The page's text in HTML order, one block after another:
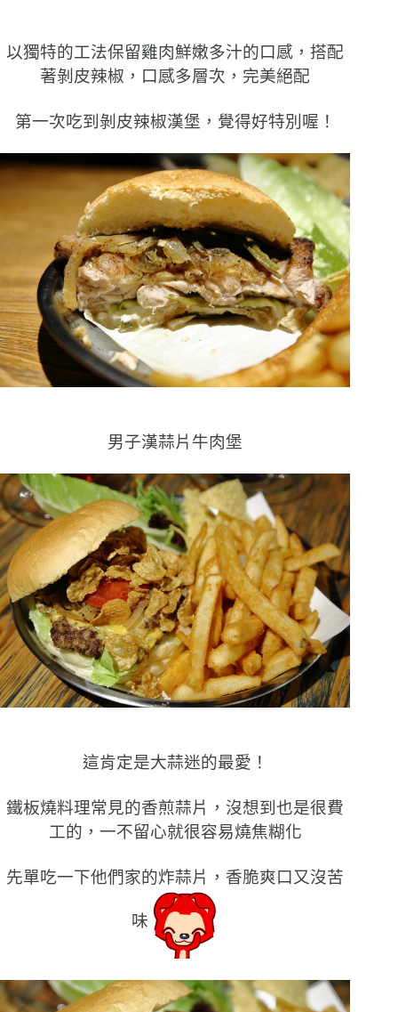
以獨特的工法保留雞肉鮮嫩多汁的口感，搭配
著剝皮辣椒，口感多層次，完美絕配
第一次吃到剝皮辣椒漢堡，覺得好特別喔！
男子漢蒜片牛肉堡
這肯定是大蒜迷的最愛！
鐵板燒料理常見的香煎蒜片，沒想到也是很費
工的，一不留心就很容易燒焦糊化
先單吃一下他們家的炸蒜片，香脆爽口又沒苦
味